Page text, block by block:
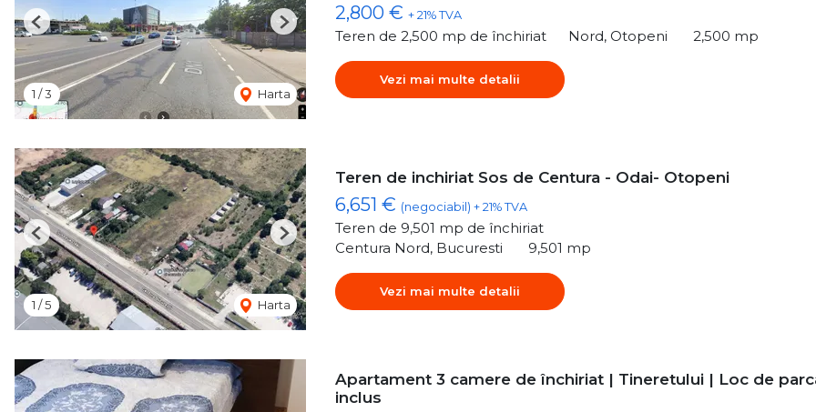
1 /3 Harta
Previous Next
2,800 € + 21% TVA
Teren de 2,500 mp de închiriat Nord, Otopeni 2,500 mp
Vezi mai multe detalii
1 /5 Harta
Previous Next
Teren de inchiriat Sos de Centura - Odai- Otopeni
6,651 € (negociabil) + 21% TVA
Teren de 9,501 mp de închiriat
Centura Nord, Bucuresti
9,501 mp
Vezi mai multe detalii
Apartament 3 camere de închiriat | Tineretului | Loc de
inclus